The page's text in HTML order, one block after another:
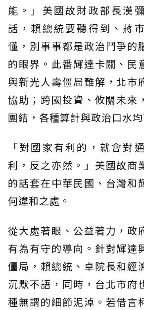
能。」美國故財政部長漢
話，賴總統要聽得到、蔣
懂，別事事都是政治鬥爭的
的眼界。此番輝達卡關、民
與新光人壽僵局難解，北市
協助；跨國投資、攸關未來
團結，各種算計與政治口水均
「對國家有利的，就會對
利，反之亦然。」美國故商
的話套在中華民國、台灣和
何違和之處。
從大處著眼、公益著力，政
有為有守的導向。針對輝達
僵局，賴總統、卓院長和經
沉默不語，同時，台北市府
種無謂的細節泥淖。若借言